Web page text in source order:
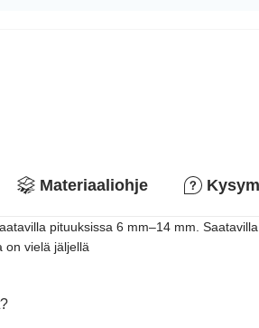
Materiaaliohje
pituuksissa 6 mm–14 mm.
on vielä jäljellä